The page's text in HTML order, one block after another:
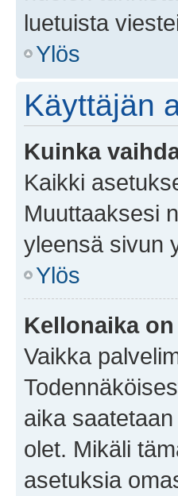
luetuista
Ylös
Käyttäjän
Kuinka
Kaikki
Muuttaaksesi
yleensä sivun
Ylös
Kellonaika
Vaikka
aika
olet. Mikäli
asetuksia